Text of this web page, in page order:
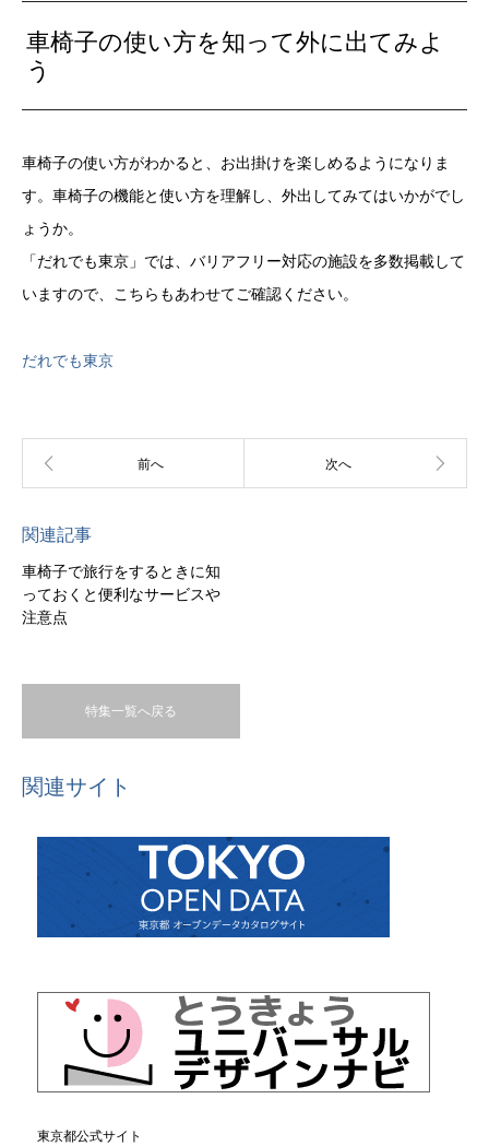
車椅子の使い方を知って外に出てみよ
う
車椅子の使い方がわかると、お出掛けを楽しめるようになりま
す。車椅子の機能と使い方を理解し、外出してみてはいかがでし
ょうか。
「だれでも東京」では、バリアフリー対応の施設を多数掲載して
いますので、こちらもあわせてご確認ください。
だれでも東京
関連記事
車椅子で旅行をするときに知
っておくと便利なサービスや
注意点
特集一覧へ戻る
関連サイト
東京都公式サイト